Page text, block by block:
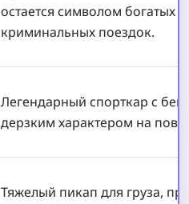
остается символом богатых
криминальных поездок.
Легендарный спорткар с
дерзким характером на
Тяжелый пикап для груза,